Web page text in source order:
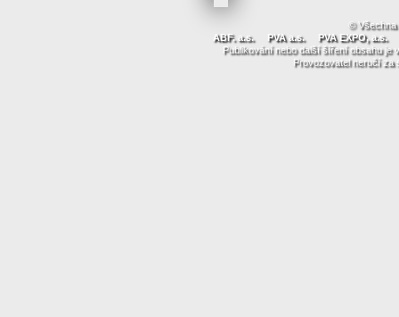
© Všechna
ABF. a.s.
PVA a.s.
PVA EXPO, a.s.
Publikování nebo další šíření obsahu
Provozovatel neručí za